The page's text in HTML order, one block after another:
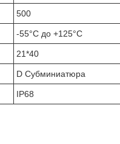
500
-55°C до +125°C
21*40
D Субминиатюра
IP68